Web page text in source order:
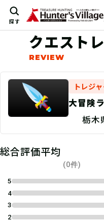
探す
クエスト
トレジ
大冒険
探せ〜
栃木
総合評価平均
(0件)
5
4
3
2